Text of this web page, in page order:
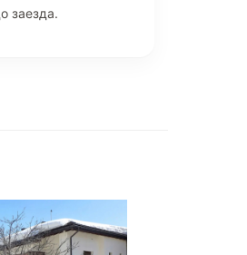
заезда.